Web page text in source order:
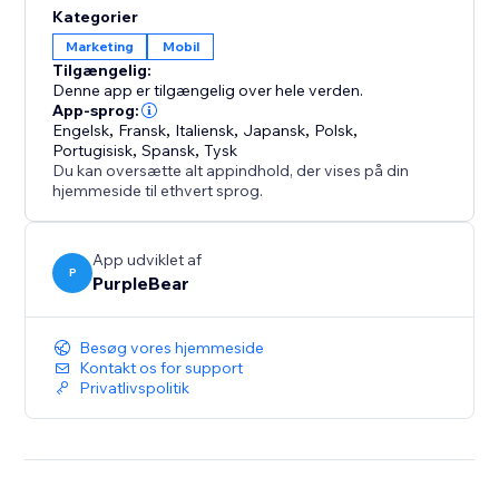
Øg engagement og konvertering på mobile enheder.
Mobile Menu Tab transformerer din butiks navigation
til en hurtig, intuitiv og visuelt poleret oplevelse -
hvilket hjælper kunderne med at bevæge sig let
gennem din butik, på enhver enhed.
Kategorier
Marketing Mobil
Tilgængelig:
Denne app er tilgængelig over hele verden.
App-sprog:
Engelsk, Fransk, Italiensk, Japansk, Polsk,
Portugisisk,Spansk,Tysk
Du kan oversætte alt appindhold, der vises på din
hjemmeside til ethvert sprog.
P
App udviklet af
PurpleBear
Besøg vores hjemmeside
Kontakt os for support
Privatlivspolitik